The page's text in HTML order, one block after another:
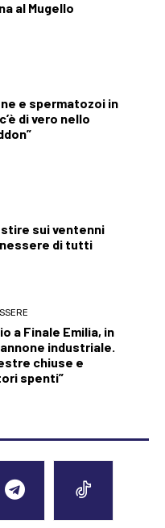
al Mugello
e spermatozoi in
di vero nello
sui ventenni
di tutti
a Finale Emilia, in
industriale.
chiuse e
spenti”